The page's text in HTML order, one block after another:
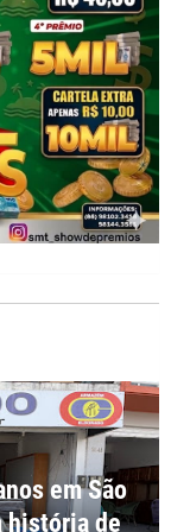
em São
história de